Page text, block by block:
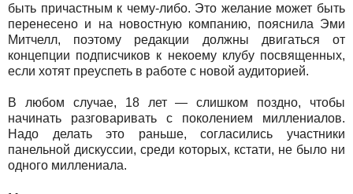
быть причастным к чему-либо. Это желание может быть
перенесено и на новостную компанию, пояснила Эми
Митчелл, поэтому редакции должны двигаться от
концепции подписчиков к некоему клубу посвященных,
если хотят преуспеть в работе с новой аудиторией.
В любом случае, 18 лет — слишком поздно, чтобы
начинать разговаривать с поколением миллениалов.
Надо делать это раньше, согласились участники
панельной дискуссии, среди которых, кстати, не было ни
одного миллениала.